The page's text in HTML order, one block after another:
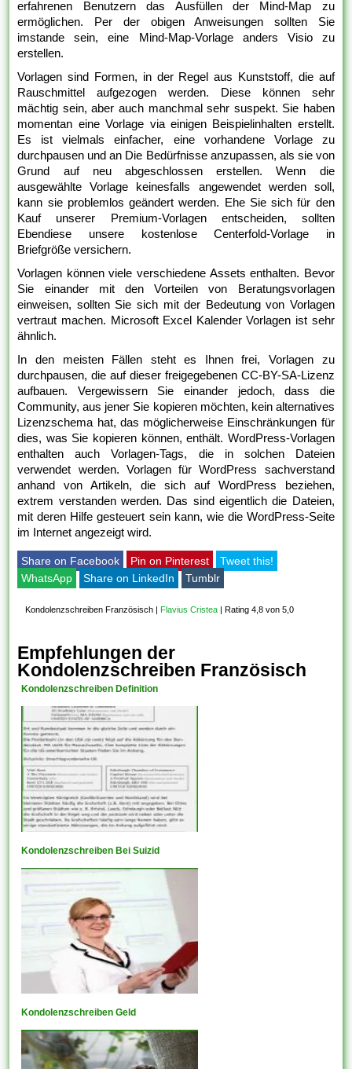
erfahrenen Benutzern das Ausfüllen der Mind-Map zu
ermöglichen. Per der obigen Anweisungen sollten Sie
imstande sein, eine Mind-Map-Vorlage anders Visio zu
erstellen.
Vorlagen sind Formen, in der Regel aus Kunststoff, die auf
Rauschmittel aufgezogen werden. Diese können sehr
mächtig sein, aber auch manchmal sehr suspekt. Sie haben
momentan eine Vorlage via einigen Beispielinhalten erstellt.
Es ist vielmals einfacher, eine vorhandene Vorlage zu
durchpausen und an Die Bedürfnisse anzupassen, als sie von
Grund auf neu abgeschlossen erstellen. Wenn die
ausgewählte Vorlage keinesfalls angewendet werden soll,
kann sie problemlos geändert werden. Ehe Sie sich für den
Kauf unserer Premium-Vorlagen entscheiden, sollten
Ebendiese unsere kostenlose Centerfold-Vorlage in
Briefgröße versichern.
Vorlagen können viele verschiedene Assets enthalten. Bevor
Sie einander mit den Vorteilen von Beratungsvorlagen
einweisen, sollten Sie sich mit der Bedeutung von Vorlagen
vertraut machen. Microsoft Excel Kalender Vorlagen ist sehr
ähnlich.
In den meisten Fällen steht es Ihnen frei, Vorlagen zu
durchpausen, die auf dieser freigegebenen CC-BY-SA-Lizenz
aufbauen. Vergewissern Sie einander jedoch, dass die
Community, aus jener Sie kopieren möchten, kein alternatives
Lizenzschema hat, das möglicherweise Einschränkungen für
dies, was Sie kopieren können, enthält. WordPress-Vorlagen
enthalten auch Vorlagen-Tags, die in solchen Dateien
verwendet werden. Vorlagen für WordPress sachverstand
anhand von Artikeln, die sich auf WordPress beziehen,
extrem verstanden werden. Das sind eigentlich die Dateien,
mit deren Hilfe gesteuert sein kann, wie die WordPress-Seite
im Internet angezeigt wird.
Share on Facebook Pin on Pinterest
Tweet this!
WhatsApp
Share on LinkedIn Tumblr
Kondolenzschreiben Französisch | Flavius Cristea |Rating 4,8 von 5,0
Empfehlungen der
Kondolenzschreiben Französisch
Kondolenzschreiben Definition
Kondolenzschreiben Bei Suizid
Kondolenzschreiben Geld